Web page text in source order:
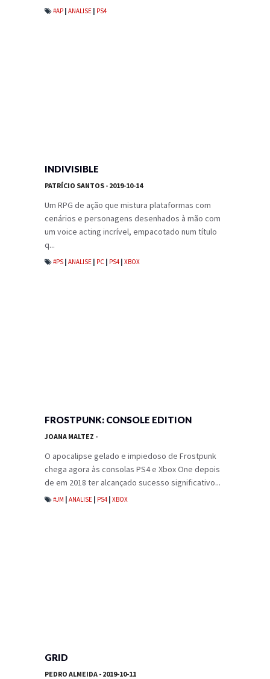
#AP ANALISE PS4
INDIVISIBLE
PATRÍCIO SANTOS - 2019-10-14
Um RPG de ação que mistura plataformas com
cenários e personagens desenhados à mão com
um voice acting incrível, empacotado num título
q...
#PS ANALISE PC PS4 XBOX
FROSTPUNK: CONSOLE EDITION
JOANA MALTEZ -
O apocalipse gelado e impiedoso de Frostpunk
chega agora às consolas PS4 e Xbox One depois
de em 2018 ter alcançado sucesso significativo...
#JM ANALISE PS4 XBOX
GRID
PEDRO ALMEIDA - 2019-10-11